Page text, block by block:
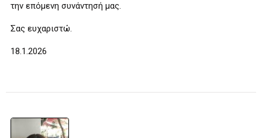
την επόμενη συνάντησή μας.
Σας ευχαριστώ.
18.1.2026